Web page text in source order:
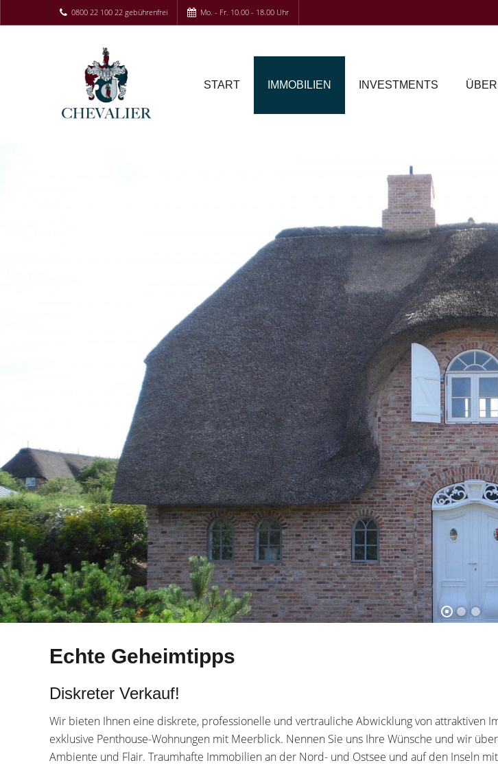
0800 22 100 22 gebührenfrei Mo. - Fr. 10.00 - 18.00 Uhr
START IMMOBILIEN INVESTMENTS
Echte Geheimtipps
Diskreter Verkauf!
Wir bieten Ihnen eine diskrete, professionelle und vertrauliche Abwicklung von attraktiven
exklusive Penthouse-Wohnungen mit Meerblick. Nennen Sie uns Ihre Wünsche und wir
Ambiente und Flair. Traumhafte Immobilien an der Nord- und Ostsee und auf den Inseln